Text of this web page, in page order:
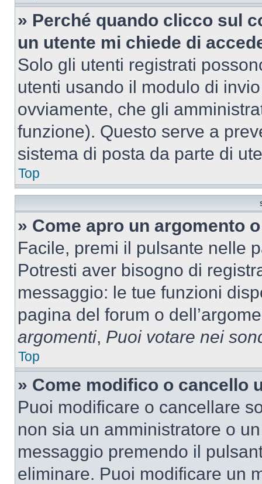
» Perché quando clicco sul
un utente mi chiede di
Solo gli utenti registrati
utenti usando il modulo di
ovviamente, che gli
funzione). Questo serve a
sistema di posta da parte di
Top
» Come apro un argomento
Facile, premi il pulsante nelle
Potresti aver bisogno di
messaggio: le tue funzioni
pagina del forum o
argomenti, Puoi votare nei
Top
» Come modifico o cancello
Puoi modificare o cancellare
non sia un amministratore o
messaggio premendo il
eliminare. Puoi modificare un